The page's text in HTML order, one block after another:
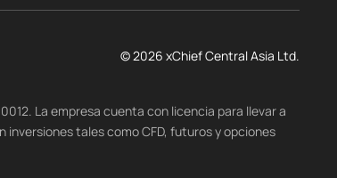
© 2026 xChief Central Asia Ltd.
La empresa cuenta con licencia para llevar a
tales como CFD, futuros y opciones